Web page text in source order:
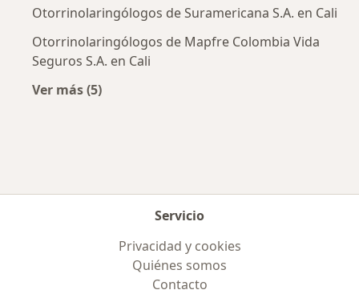
Otorrinolaringólogos de Suramericana S.A. en Cali
Otorrinolaringólogos de Mapfre Colombia Vida
Seguros S.A. en Cali
Ver más (5)
Servicio
Privacidad y cookies
Quiénes somos
Contacto